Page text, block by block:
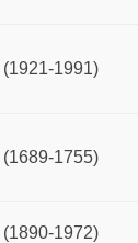
(1921-1991)
(1689-1755)
(1890-1972)